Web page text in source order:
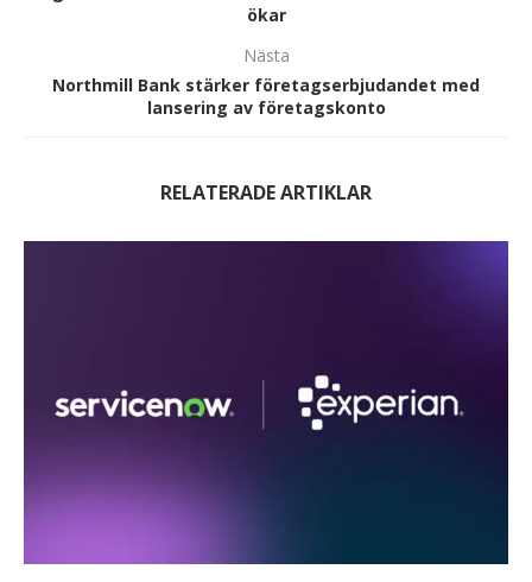
ökar
Nästa
Northmill Bank stärker företagserbjudandet med
lansering av företagskonto
RELATERADE ARTIKLAR